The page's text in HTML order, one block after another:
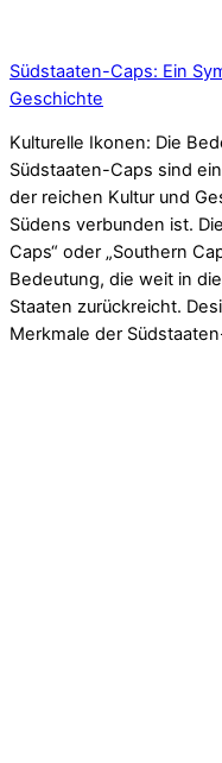
Südstaaten-Caps: Ein
Geschichte
Kulturelle Ikonen: Die
Südstaaten-Caps sind
der reichen Kultur und
Südens verbunden ist.
Caps“ oder „Southern
Bedeutung, die weit in
Staaten zurückreicht.
Merkmale der